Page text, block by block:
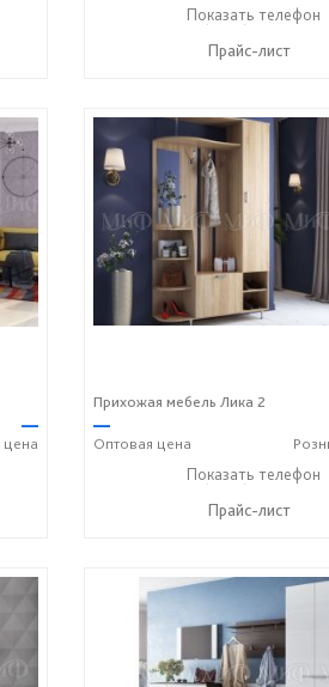
+7 (8412) 20-20-37
Показать телефон
Прайс-лист
—
цена
Прихожая мебель Лика 2
—
Оптовая цена
+7 (8412) 20-20-37
Показать телефон
Прайс-лист